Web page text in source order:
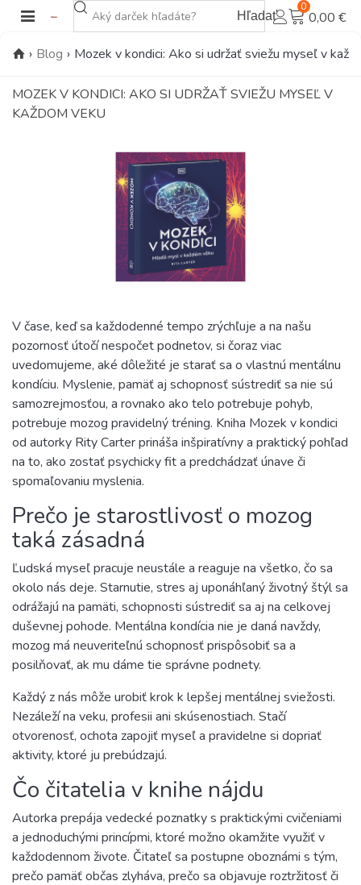
Hľadať
0
0,00 €
› Blog › Mozek v kondici: Ako si udržať sviežu myseľ v
MOZEK V KONDICI: AKO SI UDRŽAŤ SVIEŽU MYSEĽ V
KAŽDOM VEKU
V čase, keď sa každodenné tempo zrýchľuje a na našu
pozornosť útočí nespočet podnetov, si čoraz viac
uvedomujeme, aké dôležité je starať sa o vlastnú mentálnu
kondíciu. Myslenie, pamäť aj schopnosť sústrediť sa nie sú
samozrejmosťou, a rovnako ako telo potrebuje pohyb,
potrebuje mozog pravidelný tréning. Kniha Mozek v kondici
od autorky Rity Carter prináša inšpiratívny a praktický pohľad
na to, ako zostať psychicky fit a predchádzať únave či
spomaľovaniu myslenia.
Prečo je starostlivosť o mozog
taká zásadná
Ľudská myseľ pracuje neustále a reaguje na všetko, čo sa
okolo nás deje. Starnutie, stres aj uponáhľaný životný štýl sa
odrážajú na pamäti, schopnosti sústrediť sa aj na celkovej
duševnej pohode. Mentálna kondícia nie je daná navždy,
mozog má neuveriteľnú schopnosť prispôsobiť sa a
posilňovať, ak mu dáme tie správne podnety.
Každý z nás môže urobiť krok k lepšej mentálnej sviežosti.
Nezáleží na veku, profesii ani skúsenostiach. Stačí
otvorenosť, ochota zapojiť myseľ a pravidelne si dopriať
aktivity, ktoré ju prebúdzajú.
Čo čitatelia v knihe nájdu
Autorka prepája vedecké poznatky s praktickými cvičeniami
a jednoduchými princípmi, ktoré možno okamžite využiť v
každodennom živote. Čitateľ sa postupne oboznámi s tým,
prečo pamäť občas zlyháva, prečo sa objavuje roztržitosť či